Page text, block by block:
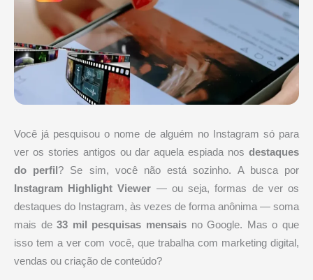
Você já pesquisou o nome de alguém no Instagram só para
ver os stories antigos ou dar aquela espiada nos destaques
do perfil? Se sim, você não está sozinho. A busca por
Instagram Highlight Viewer — ou seja, formas de ver os
destaques do Instagram, às vezes de forma anônima — soma
mais de33 mil pesquisas mensais no Google. Mas o que
isso tem a ver com você, que trabalha com marketing digital,
vendas ou criação de conteúdo?